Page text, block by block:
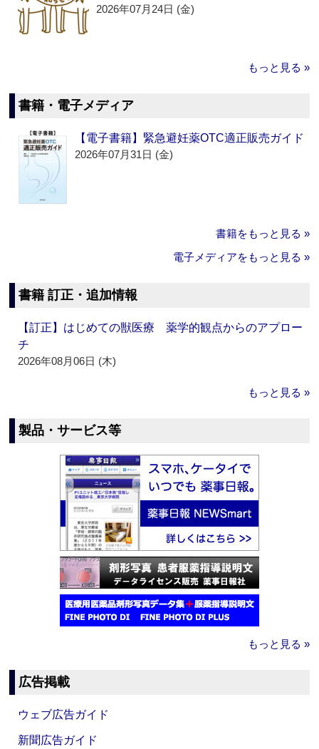
2026年07月24日 (金)
もっと見る »
書籍・電子メディア
【電子書籍】緊急避妊薬OTC適正販売ガイド
2026年07月31日 (金)
書籍をもっと見る »
電子メディアをもっと見る »
書籍 訂正・追加情報
【訂正】はじめての獣医療 薬学的観点からのアプロー
チ
2026年08月06日 (木)
もっと見る »
製品・サービス等
もっと見る »
広告掲載
ウェブ広告ガイド
新聞広告ガイド